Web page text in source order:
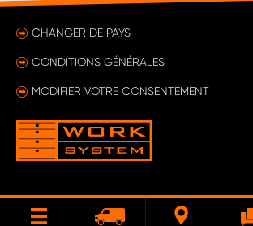
CHANGER DE PAYS
CONDITIONS GÉNÉRALES
MODIFIER VOTRE CONSENTEMENT